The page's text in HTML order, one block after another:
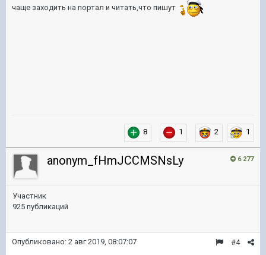
чаще заходить на портал и читать,что пишут
8 1 2 1
6 277
anonym_fHmJCCMSNsLy
Участник
925 публикаций
#4
Опубликовано: 2 авг 2019, 08:07:07